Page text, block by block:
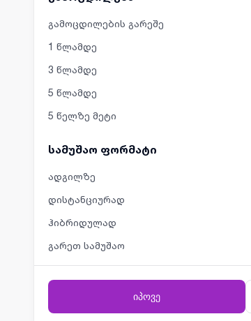
გამოცდილების გარეშე
1 წლამდე
3 წლამდე
5 წლამდე
5 წელზე მეტი
სამუშაო ფორმატი
ადგილზე
დისტანციურად
ჰიბრიდულად
გარეთ სამუშაო
იპოვე